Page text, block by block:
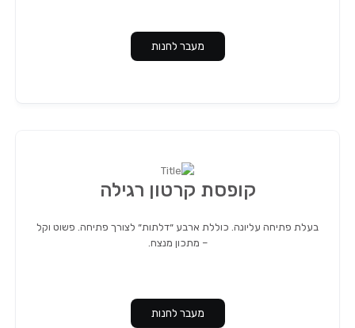
מעבר לחנות
קופסת קרטון רגילה
בעלת פתיחה עליונה. כוללת ארבע ״דלתות״ לצורך פתיחה. פשוט וקל
– מתכון מנצח.
מעבר לחנות